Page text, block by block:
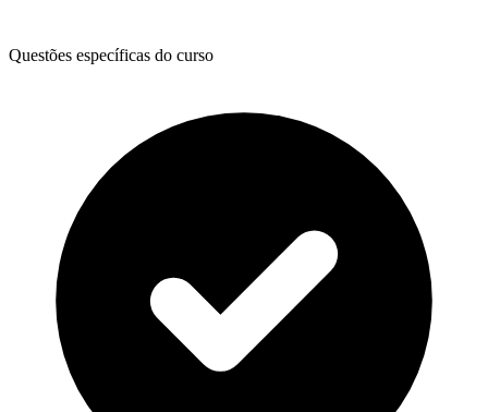
Questões específicas do curso